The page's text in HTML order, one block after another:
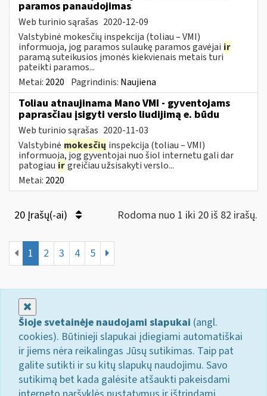
paramos panaudojimas
Web turinio sąrašas 2020-12-09
Valstybinė mokesčių inspekcija (toliau – VMI)
informuoja, jog paramos sulaukę paramos gavėjai ir
paramą suteikusios įmonės kiekvienais metais turi
pateikti paramos...
Metai: 2020 Pagrindinis: Naujiena
Toliau atnaujinama Mano VMI - gyventojams
paprasčiau įsigyti verslo liudijimą e. būdu
Web turinio sąrašas 2020-11-03
Valstybinė mokesčių inspekcija (toliau – VMI)
informuoja, jog gyventojai nuo šiol internetu gali dar
patogiau irgreičiau užsisakyti verslo...
Metai: 2020
20 Įrašų(-ai) Rodoma nuo 1 iki 20 iš 82 irašų.
1 2 3 4 5
Šioje svetainėje naudojami slapukai (angl.
cookies). Būtinieji slapukai įdiegiami automatiškai
ir jiems nėra reikalingas Jūsų sutikimas. Taip pat
galite sutikti ir su kitų slapukų naudojimu. Savo
sutikimą bet kada galėsite atšaukti pakeisdami